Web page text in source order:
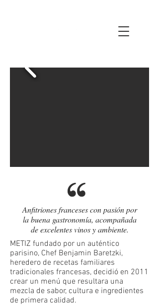
Anfitriones franceses con pasión por
la buena gastronomía, acompañada
de excelentes vinos y ambiente.
METIZ fundado por un auténtico
parisino, Chef Benjamin Baretzki,
heredero de recetas familiares
tradicionales francesas, decidió en 2011
crear un menú que resultara una
mezcla de sabor, cultura e ingredientes
de primera calidad.